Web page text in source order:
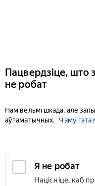
Пацвердзіце, што
не робат
Нам вельмі шкада, але
аўтаматычных.
Чаму гэта
Я не робат
Націсніце, каб